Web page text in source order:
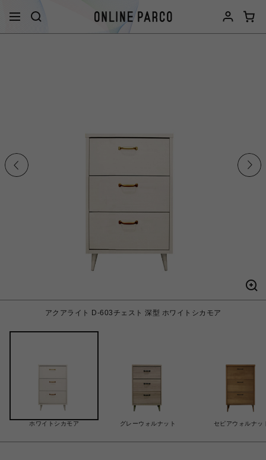
アクアライト D-603チェスト 深型 ホワイトシカモア
ホワイトシカモア グレーウォルナット セピアウォルナッ